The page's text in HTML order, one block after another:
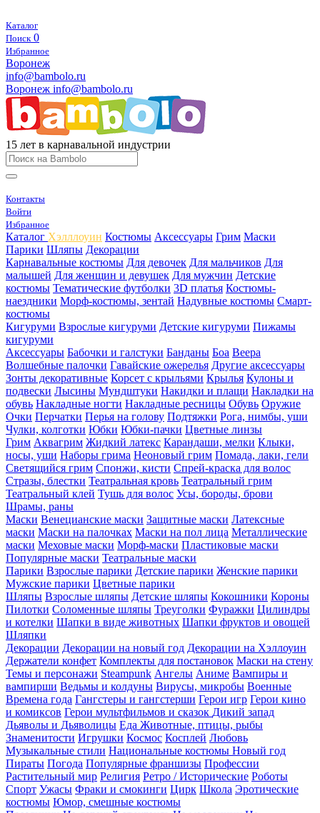
Каталог
Поиск 0
Избранное
Воронеж
info@bambolo.ru
Воронеж info@bambolo.ru
15 лет в карнавальной индустрии
Контакты
Войти
Избранное
Каталог Хэлллоуин Костюмы Аксессуары Грим Маски
Парики Шляпы Декорации
Карнавальные костюмы Для девочек Для мальчиков Для
малышей Для женщин и девушек Для мужчин Детские
костюмы Тематические футболки 3D платья Костюмы-
наездники Морф-костюмы, зентай Надувные костюмы Смарт-
костюмы
Кигуруми Взрослые кигуруми Детские кигуруми Пижамы
кигуруми
Аксессуары Бабочки и галстуки Банданы Боа Веера
Волшебные палочки Гавайские ожерелья Другие аксессуары
Зонты декоративные Корсет с крыльями Крылья Кулоны и
подвески Лысины Мундштуки Накидки и плащи Накладки на
обувь Накладные ногти Накладные ресницы Обувь Оружие
Очки Перчатки Перья на голову Подтяжки Рога, нимбы, уши
Чулки, колготки Юбки Юбки-пачки Цветные линзы
Грим Аквагрим Жидкий латекс Карандаши, мелки Клыки,
носы, уши Наборы грима Неоновый грим Помада, лаки, гели
Светящийся грим Спонжи, кисти Спрей-краска для волос
Стразы, блестки Театральная кровь Театральный грим
Театральный клей Тушь для волос Усы, бороды, брови
Шрамы, раны
Маски Венецианские маски Защитные маски Латексные
маски Маски на палочках Маски на пол лица Металлические
маски Меховые маски Морф-маски Пластиковые маски
Популярные маски Театральные маски
Парики Взрослые парики Детские парики Женские парики
Мужские парики Цветные парики
Шляпы Взрослые шляпы Детские шляпы Кокошники Короны
Пилотки Соломенные шляпы Треуголки Фуражки Цилиндры
и котелки Шапки в виде животных Шапки фруктов и овощей
Шляпки
Декорации Декорации на новый год Декорации на Хэллоуин
Держатели конфет Комплекты для постановок Маски на стену
Темы и персонажи Steampunk Ангелы Аниме Вампиры и
вампирши Ведьмы и колдуны Вирусы, микробы Военные
Времена года Гангстеры и гангстерши Герои игр Герои кино
и комиксов Герои мультфильмов и сказок Дикий запад
Дьяволы и Дьяволицы Еда Животные, птицы, рыбы
Знаменитости Игрушки Космос Косплей Любовь
Музыкальные стили Национальные костюмы Новый год
Пираты Погода Популярные франшизы Профессии
Растительный мир Религия Ретро / Исторические Роботы
Спорт Ужасы Фраки и смокинги Цирк Школа Эротические
костюмы Юмор, смешные костюмы